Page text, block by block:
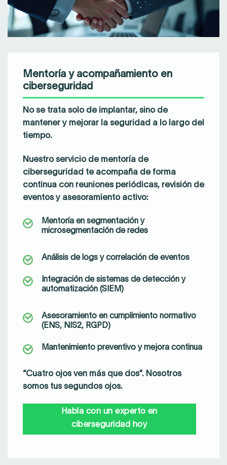
Mentoría y acompañamiento en
ciberseguridad
No se trata solo de implantar, sino de
mantener y mejorar la seguridad a lo largo del
tiempo.
Nuestro servicio de mentoría de
ciberseguridad te acompaña de forma
continua con reuniones periódicas, revisión de
eventos y asesoramiento activo:
Mentoría en segmentación y
microsegmentación de redes
Análisis de logs y correlación de eventos
Integración de sistemas de detección y
automatización (SIEM)
Asesoramiento en cumplimiento normativo
(ENS, NIS2, RGPD)
Mantenimiento preventivo y mejora continua
“Cuatro ojos ven más que dos”. Nosotros
somos tus segundos ojos.
Habla con un experto en
ciberseguridad hoy